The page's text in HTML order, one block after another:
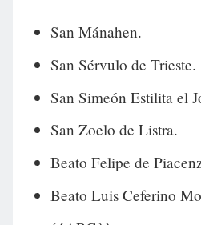
San Mánahen.
San Sérvulo de Trieste.
San Simeón Estilita el
San Zoelo de Listra.
Beato Felipe de
Beato Luis Ceferino